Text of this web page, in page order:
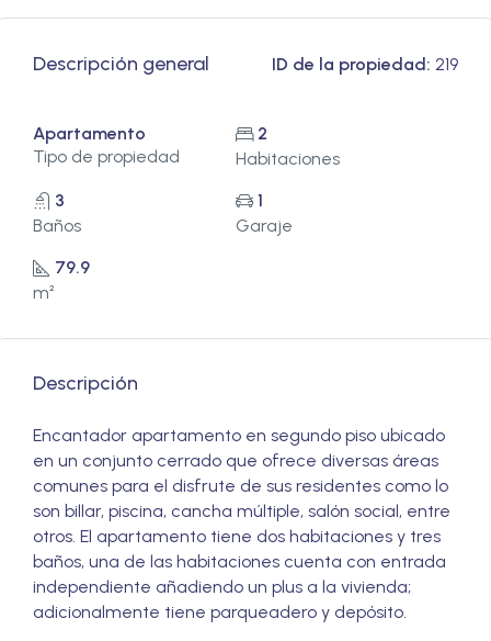
Descripción general ID de la propiedad: 219
Apartamento
Tipo de propiedad
2
Habitaciones
3
Baños
1
Garaje
79.9
m²
Descripción
Encantador apartamento en segundo piso ubicado
en un conjunto cerrado que ofrece diversas áreas
comunes para el disfrute de sus residentes como lo
son billar, piscina, cancha múltiple, salón social, entre
otros. El apartamento tiene dos habitaciones y tres
baños, una de las habitaciones cuenta con entrada
independiente añadiendo un plus a la vivienda;
adicionalmente tiene parqueadero y depósito.